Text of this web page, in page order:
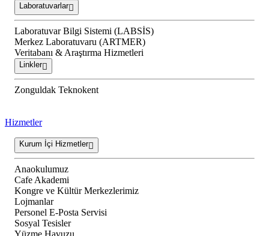
Laboratuvarlar
Laboratuvar Bilgi Sistemi (LABSİS)
Merkez Laboratuvaru (ARTMER)
Veritabanı & Araştırma Hizmetleri
Linkler
Zonguldak Teknokent
Hizmetler
Kurum İçi Hizmetler
Anaokulumuz
Cafe Akademi
Kongre ve Kültür Merkezlerimiz
Lojmanlar
Personel E-Posta Servisi
Sosyal Tesisler